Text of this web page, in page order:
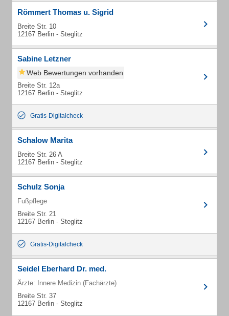
Römmert Thomas u. Sigrid
Breite Str. 10
12167 Berlin - Steglitz
Sabine Letzner
Web Bewertungen vorhanden
Breite Str. 12a
12167 Berlin - Steglitz
Gratis-Digitalcheck
Schalow Marita
Breite Str. 26 A
12167 Berlin - Steglitz
Schulz Sonja
Fußpflege
Breite Str. 21
12167 Berlin - Steglitz
Gratis-Digitalcheck
Seidel Eberhard Dr. med.
Ärzte: Innere Medizin (Fachärzte)
Breite Str. 37
12167 Berlin - Steglitz